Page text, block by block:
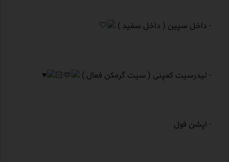
- داخل سپین ( داخل سفید )
- لیدرسیت کمپنی ( سیت گرمکن فعال )
- اپشن فول